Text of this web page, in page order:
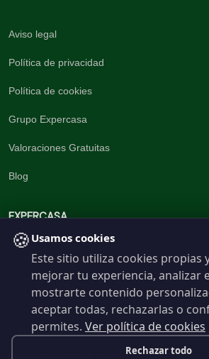
Aviso legal
Política de privacidad
Política de cookies
Grupo Expercasa
Valoraciones Gratuitas
Blog
EXPERCASA
La inmobiliaria del Barrio
960 191 537
Contáctanos
🍪 Usamos cookies
Este sitio utiliza cookies propias
mejorar tu experiencia, analizar
mostrarte contenido
aceptar todas, rechazarlas o
permites. Ver política de cookies
Rechazar todo